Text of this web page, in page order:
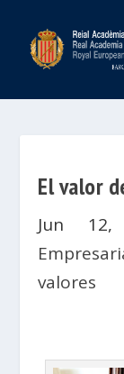
El valor
Jun 12,
valores